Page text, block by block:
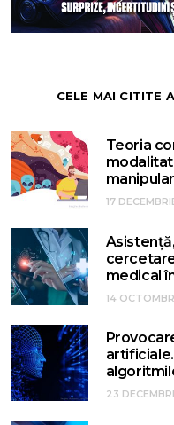
CELE MAI CITITE
Teoria
17
medical
14
23